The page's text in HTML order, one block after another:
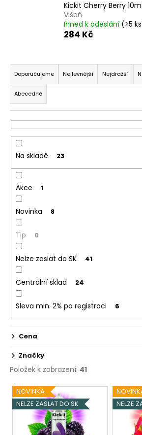
Kickit Cherry Berry 10ml
Višeň
Ihned k odeslání (>5
284 Kč
Ř
a
z
e
n
í
p
o
d
u
k
ů
Doporučujeme Nejlevnější Nejdražší
Abecedně
Na skladě 23
Akce 1
Novinka 8
Tip 0
Nelze zaslat do SK 41
Centrální sklad 24
Sleva min. 2% po registraci 6
Cena
Značky
Položek k zobrazení: 41
V
ý
p
NOVINKA
NELZE ZASLAT DO SK
NELZE
?
HLEDAT
D
o
o
u
m
OXVA
XLIM
TOP
FILL
SS
POD
CARTRIDGE
1,2OHM
79
Kč